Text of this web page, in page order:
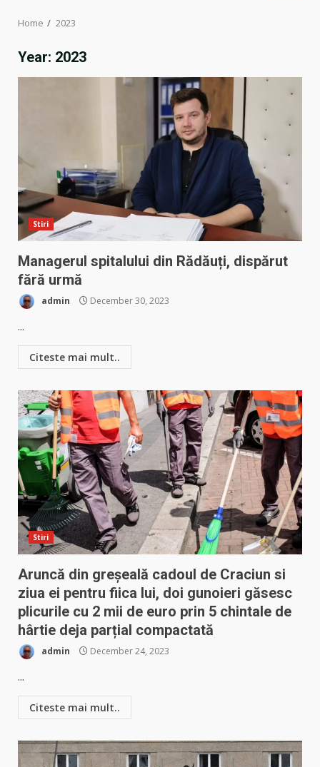
Home 2023
Year: 2023
Stiri
Managerul spitalului din Rădăuți, dispărut
fără urmă
admin December 30, 2023
...
Citeste mai mult..
Stiri
Aruncă din greșeală cadoul de Craciun si
ziua ei pentru fiica lui, doi gunoieri găsesc
plicurile cu 2 mii de euro prin 5 chintale de
hârtie deja parțial compactată
admin December 24, 2023
...
Citeste mai mult..